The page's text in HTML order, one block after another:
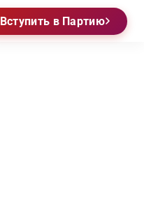
Вступить в Партию